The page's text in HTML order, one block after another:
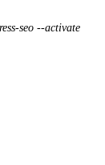
seo --activate